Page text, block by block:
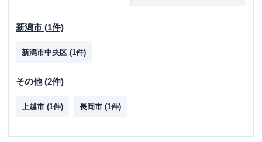
新潟市 (1件)
新潟市中央区 (1件)
その他(2件)
上越市 (1件) 長岡市 (1件)